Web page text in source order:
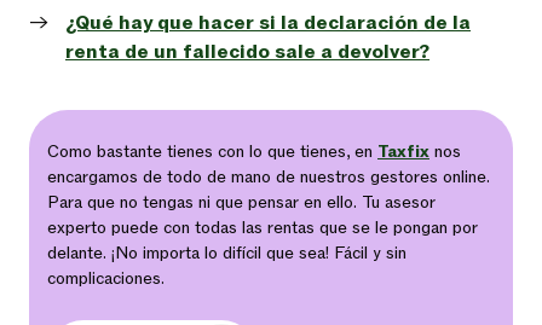
¿Qué hay que hacer si la declaración de la
renta de un fallecido sale a devolver?
Como bastante tienes con lo que tienes, en Taxfix nos
encargamos de todo de mano de nuestros gestores online.
Para que no tengas ni que pensar en ello. Tu asesor
experto puede con todas las rentas que se le pongan por
delante. ¡No importa lo difícil que sea! Fácil y sin
complicaciones.